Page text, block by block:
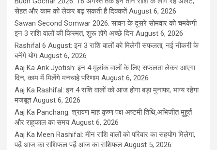
सेहत और काम को लेकर बढ़ सकती हैं दिक्कतें August 6, 2026
Sawan Second Somwar 2026: सावन के दूसरे सोमवार को चमकेगी
इन 3 राशि वालों की किस्मत, शुरू होंगे अच्छे दिन August 6, 2026
Rashifal 6 August: इन 3 राशि वालों को मिलेगी सफलता, नई नौकरी के
बनेंगे योग August 6, 2026
Aaj Ka Ank Jyotish: इन 4 मूलांक वालों के लिए सफलता लेकर आएगा
दिन, काम में मिलेंगे मनचाहे परिणाम August 6, 2026
Aaj Ka Rashifal: इन 4 राशि वालों को आज होगा बड़ा मुनाफा, भाग्य रहेगा
मजबूत August 6, 2026
Aaj Ka Panchang: श्रावण माह कृष्ण पक्ष अष्टमी तिथि,अभिजीत मुहूर्त
और राहुकाल का समय August 6, 2026
Aaj Ka Meen Rashifal: मीन राशि वालों को परिवार का सहयोग मिलेगा,
पढ़ें आज का राशिफल पढ़ें आज का राशिफल August 5, 2026